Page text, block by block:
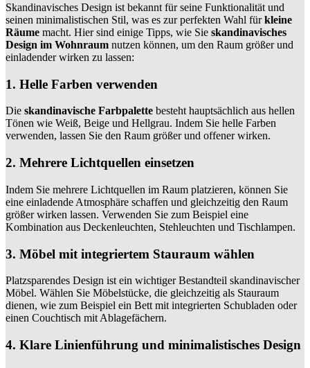
Skandinavisches Design ist bekannt für seine Funktionalität und
seinen minimalistischen Stil, was es zur perfekten Wahl fürkleine
Räume macht. Hier sind einige Tipps, wie Sie skandinavisches
Design im Wohnraum nutzen können, um den Raum größer und
einladender wirken zu lassen:
1. Helle Farben verwenden
Die skandinavische Farbpalette besteht hauptsächlich aus hellen
Tönen wie Weiß, Beige und Hellgrau. Indem Sie helle Farben
verwenden, lassen Sie den Raum größer und offener wirken.
2. Mehrere Lichtquellen einsetzen
Indem Sie mehrere Lichtquellen im Raum platzieren, können Sie
eine einladende Atmosphäre schaffen und gleichzeitig den Raum
größer wirken lassen. Verwenden Sie zum Beispiel eine
Kombination aus Deckenleuchten, Stehleuchten und Tischlampen.
3. Möbel mit integriertem Stauraum wählen
Platzsparendes Design ist ein wichtiger Bestandteil skandinavischer
Möbel. Wählen Sie Möbelstücke, die gleichzeitig als Stauraum
dienen, wie zum Beispiel ein Bett mit integrierten Schubladen oder
einen Couchtisch mit Ablagefächern.
4. Klare Linienführung und minimalistisches Design